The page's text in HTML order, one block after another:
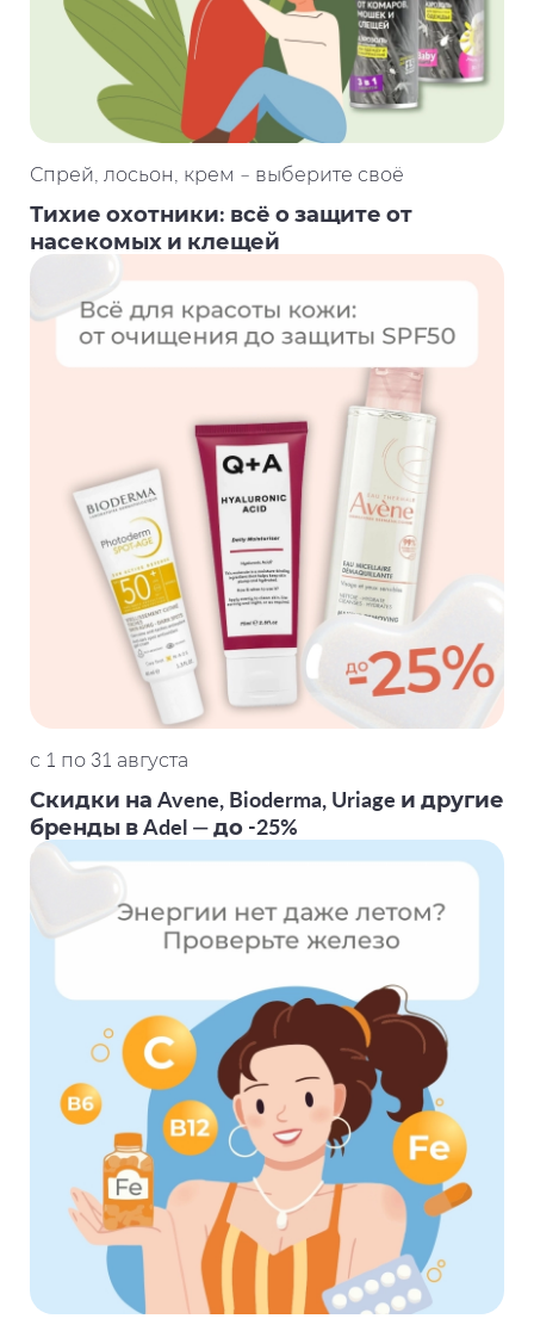
Спрей, лосьон, крем – выберите своё
Тихие охотники: всё о защите от
насекомых и клещей
с 1 по 31 августа
Скидки на Avene, Bioderma, Uriage и другие
бренды в Adel — до -25%